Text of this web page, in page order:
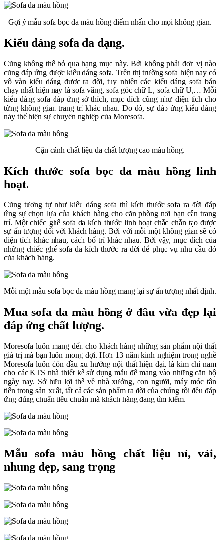
Gợi ý mẫu sofa bọc da màu hồng điểm nhấn cho mọi không gian.
Kiểu dáng sofa đa dạng.
Cũng không thể bỏ qua hạng mục này. Bởi không phải đơn vị nào
cũng đáp ứng được kiểu dáng sofa. Trên thị trường sofa hiện nay có
vô vàn kiểu dáng được ra đời, tuy nhiên các kiểu dáng sofa bán
chạy nhất hiện nay là sofa văng, sofa góc chữ L, sofa chữ U,… Mỗi
kiểu dáng sofa đáp ứng sở thích, mục đích cũng như diện tích cho
từng không gian trang trí khác nhau. Do đó, sự đáp ứng kiểu dáng
này thể hiện sự chuyên nghiệp của Moresofa.
Cận cảnh chất liệu da chất lượng cao màu hồng.
Kích thước sofa bọc da màu hồng linh
hoạt.
Cũng tương tự như kiểu dáng sofa thì kích thước sofa ra đời đáp
ứng sự chọn lựa của khách hàng cho căn phòng nơi bạn cần trang
trí. Một chiếc ghế sofa da kích thước linh hoạt chắc chắn tạo được
sự ấn tượng đối với khách hàng. Bởi với mỗi một không gian sẽ có
diện tích khác nhau, cách bố trí khác nhau. Bởi vậy, mục đích của
những chiếc ghế sofa đa kích thước ra đời để phục vụ nhu cầu đó
của khách hàng.
Mỗi một mẫu sofa bọc da màu hồng mang lại sự ấn tượng nhất định.
Mua sofa da màu hồng ở đâu vừa đẹp lại
đáp ứng chất lượng.
Moresofa luôn mang đến cho khách hàng những sản phẩm nội thất
giá trị mà bạn luôn mong đợi. Hơn 13 năm kinh nghiệm trong nghề
Moresofa luôn đón đầu xu hướng nội thất hiện đại, là kim chỉ nam
cho các KTS nhà thiết kế sử dụng mẫu để mang vào những căn hộ
ngày nay. Sở hữu lợi thế về nhà xưởng, con người, máy móc tân
tiến trong sản xuất, tất cả các sản phẩm ra đời của chúng tôi đều đáp
ứng đúng chuẩn tiêu chuẩn mà khách hàng đang tìm kiếm.
Mẫu sofa màu hồng chất liệu nỉ, vải,
nhung đẹp, sang trọng